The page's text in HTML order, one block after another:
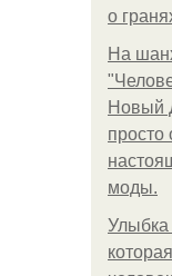
о
На
Новый
просто
моды.
Улыбка